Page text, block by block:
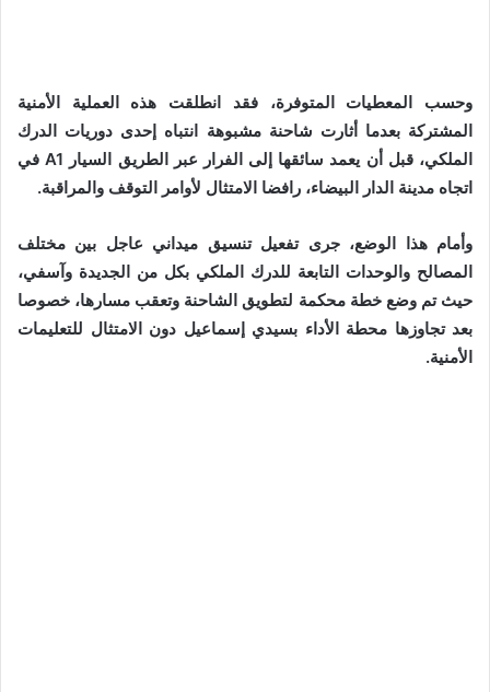
وحسب المعطيات المتوفرة، فقد انطلقت هذه العملية الأمنية
المشتركة بعدما أثارت شاحنة مشبوهة انتباه إحدى دوريات الدرك
الملكي، قبل أن يعمد سائقها إلى الفرار عبر الطريق السيار A1 في
اتجاه مدينة الدار البيضاء، رافضا الامتثال لأوامر التوقف والمراقبة.
وأمام هذا الوضع، جرى تفعيل تنسيق ميداني عاجل بين مختلف
المصالح والوحدات التابعة للدرك الملكي بكل من الجديدة وآسفي،
حيث تم وضع خطة محكمة لتطويق الشاحنة وتعقب مسارها، خصوصا
بعد تجاوزها محطة الأداء بسيدي إسماعيل دون الامتثال للتعليمات
الأمنية.